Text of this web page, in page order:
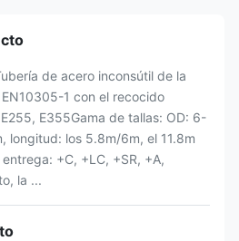
de acero inconsútil de la
1 con el recocido
E355Gama de tallas: OD: 6-
longitud: los 5.8m/6m, el 11.8m
+C, +LC, +SR, +A,
la ...